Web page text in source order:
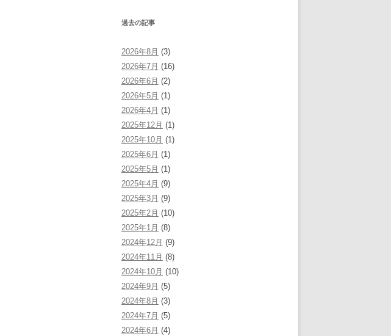
過去の記事
2026年8月 (3)
2026年7月 (16)
2026年6月 (2)
2026年5月 (1)
2026年4月 (1)
2025年12月 (1)
2025年10月 (1)
2025年6月 (1)
2025年5月 (1)
2025年4月 (9)
2025年3月 (9)
2025年2月 (10)
2025年1月 (8)
2024年12月 (9)
2024年11月 (8)
2024年10月 (10)
2024年9月 (5)
2024年8月 (3)
2024年7月 (5)
2024年6月 (4)